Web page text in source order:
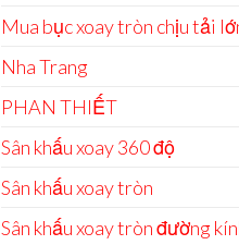
Mua bục xoay tròn chịu tải
Nha Trang
PHAN THIẾT
Sân khấu xoay 360 độ
Sân khấu xoay tròn
Sân khấu xoay tròn đường